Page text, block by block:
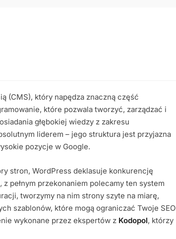
(CMS), który napędza znaczną część
które pozwala tworzyć, zarządzać i
głębokiej wiedzy z zakresu
liderem – jego struktura jest przyjazna
pozycje w Google.
stron, WordPress deklasuje konkurencję
, z pełnym przekonaniem polecamy ten system
tworzymy na nim strony szyte na miarę,
szablonów, które mogą ograniczać Twoje SEO
wykonane przez ekspertów z Kodopol, którzy